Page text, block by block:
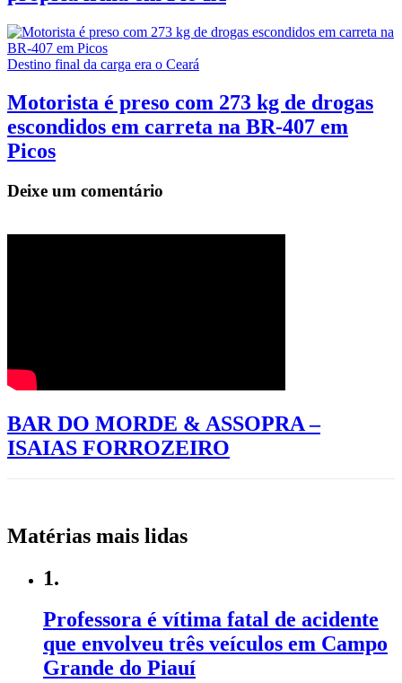
Destino final da carga era o Ceará
Motorista é preso com 273 kg de drogas
escondidos em carreta na BR-407 em
Picos
Deixe um comentário
BAR DO MORDE & ASSOPRA –
ISAIAS FORROZEIRO
Matérias mais lidas
1.
Professora é vítima fatal de acidente
que envolveu três veículos em Campo
Grande do Piauí